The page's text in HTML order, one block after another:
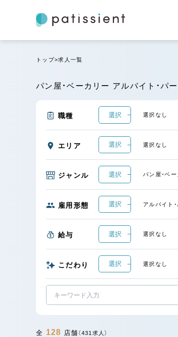
トップ 求人一覧
パン屋・ベーカリー アルバイト・パ
職種 選択 選択なし
エリア 選択 選択なし
ジャンル 選択 パン屋・ベ
雇用形態 選択 アルバイト・
給与 選択 選択なし
こだわり 選択 選択なし
全 128 店舗 （431求人）